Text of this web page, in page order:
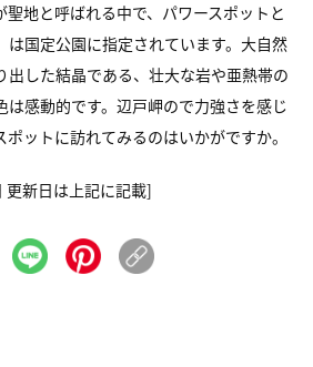
地と呼ばれる中で、パワースポットと
は国定公園に指定されています。大自然
出した結晶である、壮大な岩や亜熱帯の
は感動的です。辺戸岬ので力強さを感じ
ットに訪れてみるのはいかがですか。
新日は上記に記載]